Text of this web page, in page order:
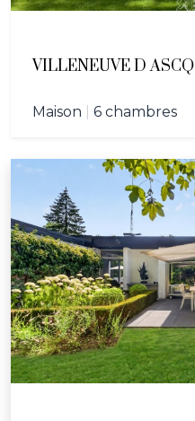
VILLENEUVE D ASCQ
Maison 6 chambres